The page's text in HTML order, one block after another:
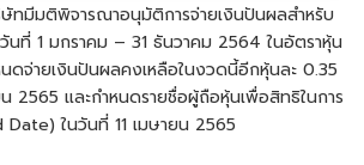
ทมีมติพิจารณาอนุมัติการจ่ายเงินปันผลสำหรับ
นที่ 1 มกราคม – 31 ธันวาคม 2564 ในอัตราหุ้น
ดจ่ายเงินปันผลคงเหลือในงวดนี้อีกหุ้นละ 0.35
2565 และกําหนดรายชื่อผู้ถือหุ้นเพื่อสิทธิในการ
ในวันที่ 11 เมษายน 2565